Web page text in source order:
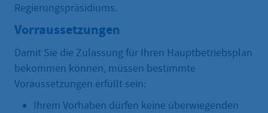
Regierungspräsidiums.
Vorraussetzungen
Damit Sie die Zulassung für Ihren Hauptbetriebsplan
bekommen können, müssen bestimmte
Voraussetzungen erfüllt sein:
Ihrem Vorhaben dürfen keine überwiegenden